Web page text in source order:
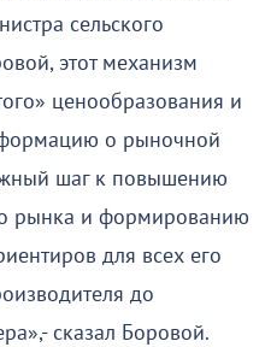
сельского
этот механизм
ценообразования и
о рыночной
шаг к повышению
рынка и формированию
для всех его
до
сказал Боровой.